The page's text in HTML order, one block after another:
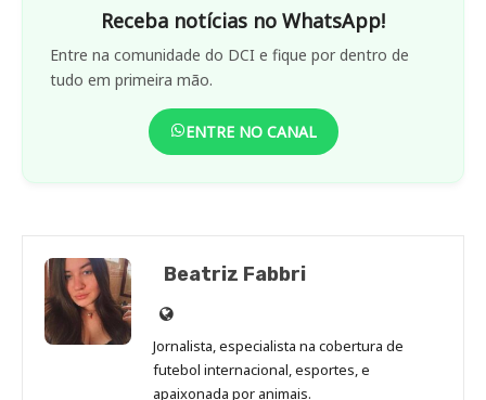
Receba notícias no WhatsApp!
Entre na comunidade do DCI e fique por dentro de
tudo em primeira mão.
ENTRE NO CANAL
Beatriz Fabbri
Site
de
Beatriz
Fabbri
Jornalista, especialista na cobertura de
futebol internacional, esportes, e
apaixonada por animais.